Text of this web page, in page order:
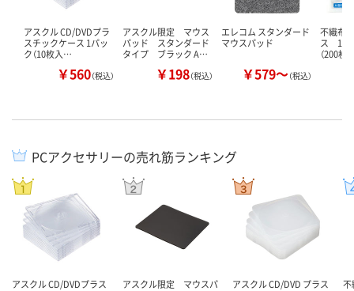
アスクル CD/DVDプラ
スチックケース 1パッ
ク（10枚入…
￥560（税込）
アスクル限定 マウス
パッド スタンダード
タイプ ブラック A…
￥198（税込）
エレコム スタンダード
マウスパッド
￥579～（税込）
不織布
ス 1枚
（200枚
PCアクセサリーの売れ筋ランキング
アスクル CD/DVDプラス
アスクル限定 マウスパ
アスクル CD/DVD プラス